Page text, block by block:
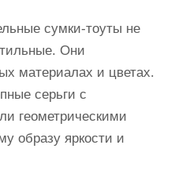
сумки-тоуты не
Они
материалах и цветах.
серьги с
геометрическими
образу яркости и